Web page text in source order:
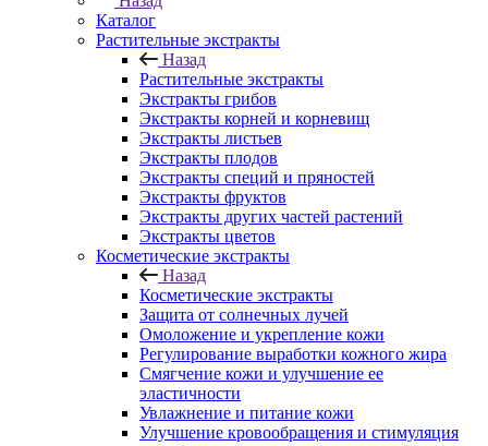
Каталог
Растительные экстракты
Назад
Растительные экстракты
Экстракты грибов
Экстракты корней и корневищ
Экстракты листьев
Экстракты плодов
Экстракты специй и пряностей
Экстракты фруктов
Экстракты других частей растений
Экстракты цветов
Косметические экстракты
Назад
Косметические экстракты
Защита от солнечных лучей
Омоложение и укрепление кожи
Регулирование выработки кожного жира
Смягчение кожи и улучшение ее
эластичности
Увлажнение и питание кожи
Улучшение кровообращения и стимуляция